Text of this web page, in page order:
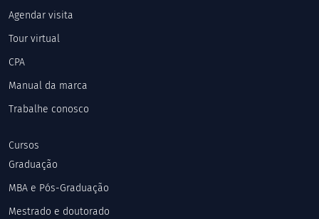
Agendar visita
Tour virtual
CPA
Manual da marca
Trabalhe conosco
Cursos
Graduação
MBA e Pós-Graduação
Mestrado e doutorado